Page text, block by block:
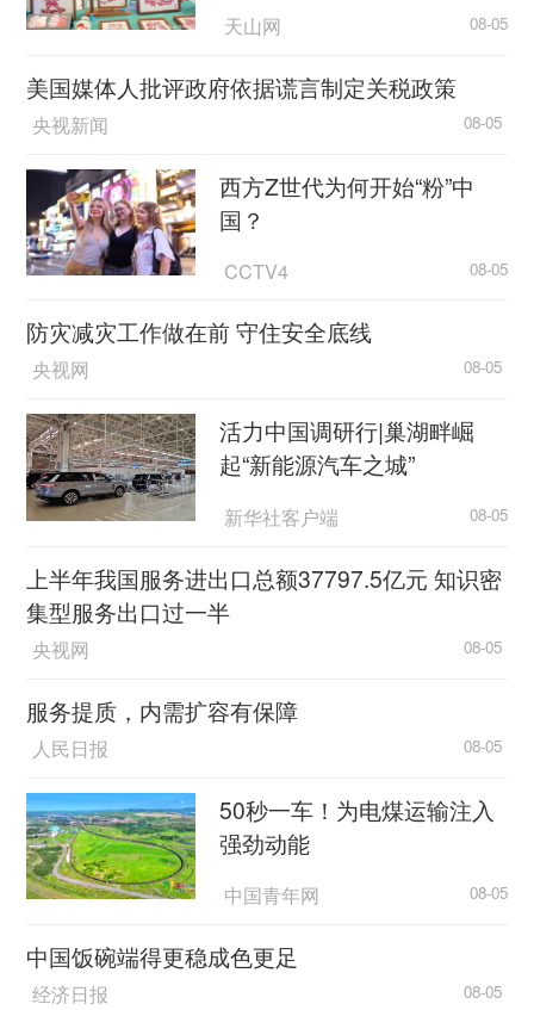
天山网 08-05
美国媒体人批评政府依据谎言制定关税政策
央视新闻 08-05
西方Z世代为何开始“粉”中
国？
CCTV4 08-05
防灾减灾工作做在前 守住安全底线
央视网 08-05
活力中国调研行|巢湖畔崛
起“新能源汽车之城”
新华社客户端 08-05
上半年我国服务进出口总额37797.5亿元 知识密
集型服务出口过一半
央视网 08-05
服务提质，内需扩容有保障
人民日报 08-05
50秒一车！为电煤运输注入
强劲动能
中国青年网 08-05
中国饭碗端得更稳成色更足
经济日报 08-05